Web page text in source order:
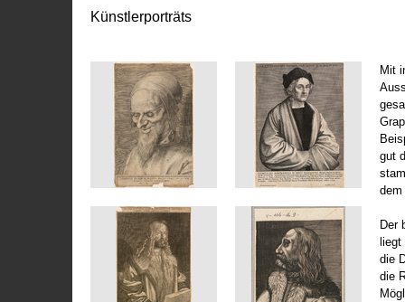
Künstlerporträts
Mit
gut
dem
Der
die
die